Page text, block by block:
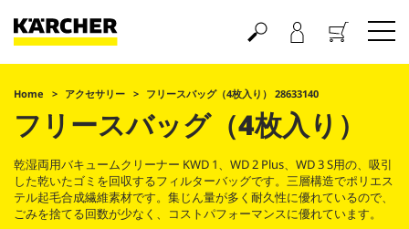
買い物かご
Home アクセサリー フリースバッグ（4枚入り） 28633140
フリースバッグ（4枚入り）
乾湿両用バキュームクリーナー KWD 1、WD 2 Plus、WD 3 S用の、吸引
した乾いたゴミを回収するフィルターバッグです。三層構造でポリエス
テル起毛合成繊維素材です。集じん量が多く耐久性に優れているので、
ごみを捨てる回数が少なく、コストパフォーマンスに優れています。